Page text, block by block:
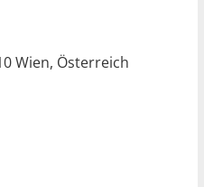
Wien, Österreich